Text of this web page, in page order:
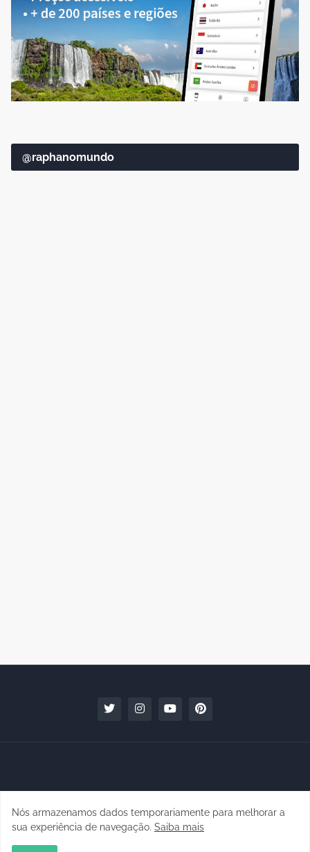
@raphanomundo
Copyright © 2010 - 2026 | raphanomundo
Nós armazenamos dados temporariamente para melhorar a
sua experiência de navegação. Saiba mais